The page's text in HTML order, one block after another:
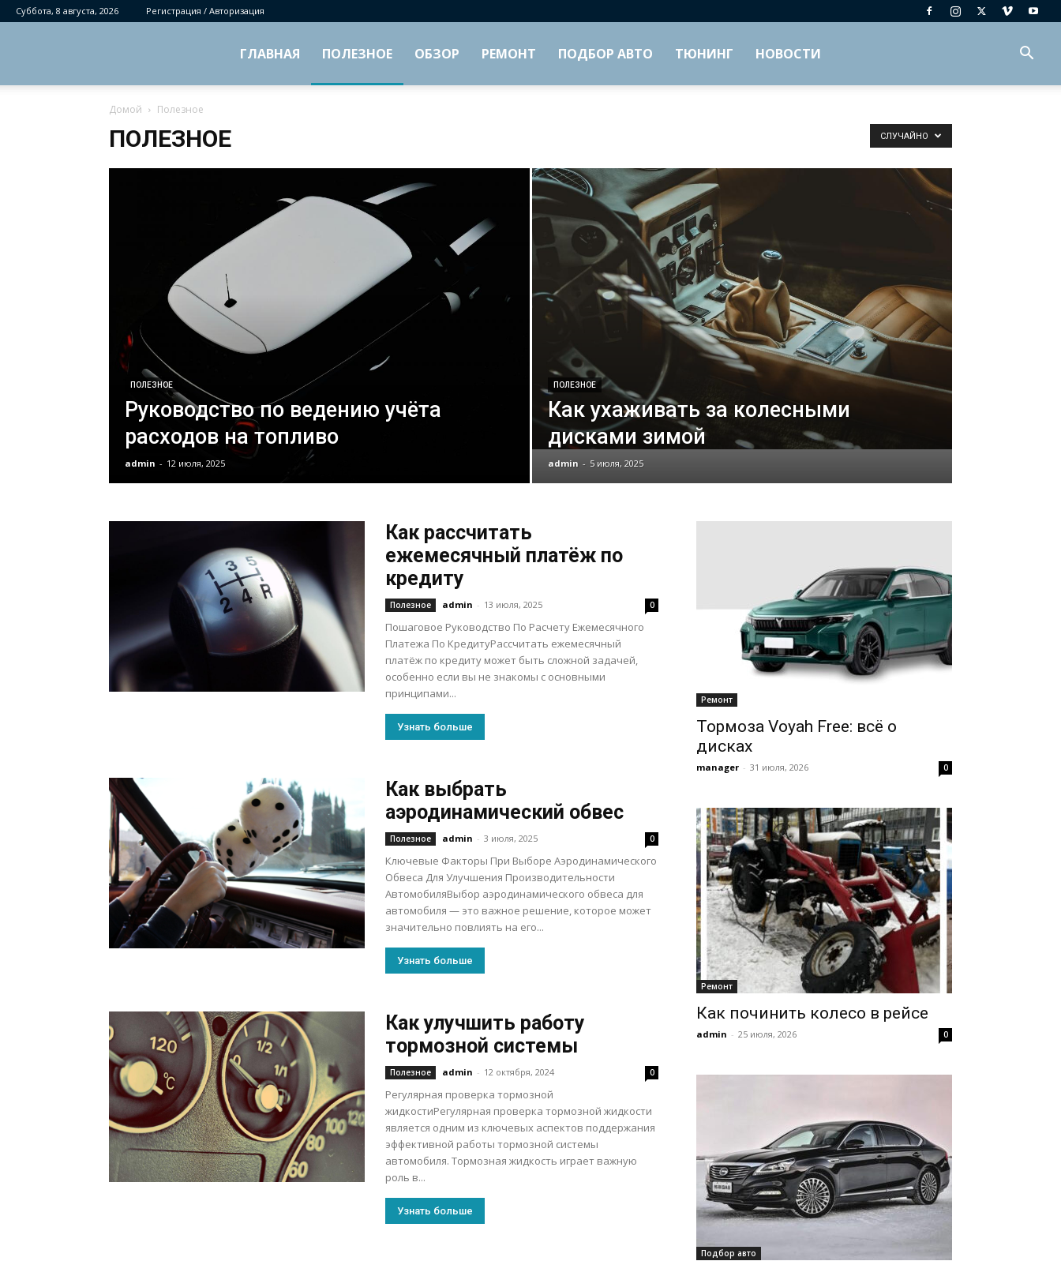
Суббота, 8 августа, 2026 Регистрация / Авторизация
ГЛАВНАЯ ПОЛЕЗНОЕ ОБЗОР РЕМОНТ ПОДБОР АВТО ТЮНИНГ НОВОСТИ
Домой Полезное
ПОЛЕЗНОЕ СЛУЧАЙНО
ПОЛЕЗНОЕ
Руководство по ведению учёта
расходов на топливо
admin - 12 июля, 2025
ПОЛЕЗНОЕ
Как ухаживать за колесными
дисками зимой
admin - 5 июля, 2025
Как рассчитать
ежемесячный платёж по
кредиту
Полезное admin - 13 июля, 2025 0
Пошаговое Руководство По Расчету Ежемесячного
Платежа По КредитуРассчитать ежемесячный
платёж по кредиту может быть сложной задачей,
особенно если вы не знакомы с основными
принципами...
Узнать больше
Как выбрать
аэродинамический обвес
Полезное admin - 3 июля, 2025 0
Ключевые Факторы При Выборе Аэродинамического
Обвеса Для Улучшения Производительности
АвтомобиляВыбор аэродинамического обвеса для
автомобиля — это важное решение, которое может
значительно повлиять на его...
Узнать больше
Как улучшить работу
тормозной системы
Полезное admin - 12 октября, 2024 0
Регулярная проверка тормозной
жидкостиРегулярная проверка тормозной жидкости
является одним из ключевых аспектов поддержания
эффективной работы тормозной системы
автомобиля. Тормозная жидкость играет важную
роль в...
Узнать больше
Ремонт
Тормоза Voyah Free: всё о
дисках
manager - 31 июля, 2026 0
Ремонт
Как починить колесо в рейсе
admin - 25 июля, 2026 0
Подбор авто